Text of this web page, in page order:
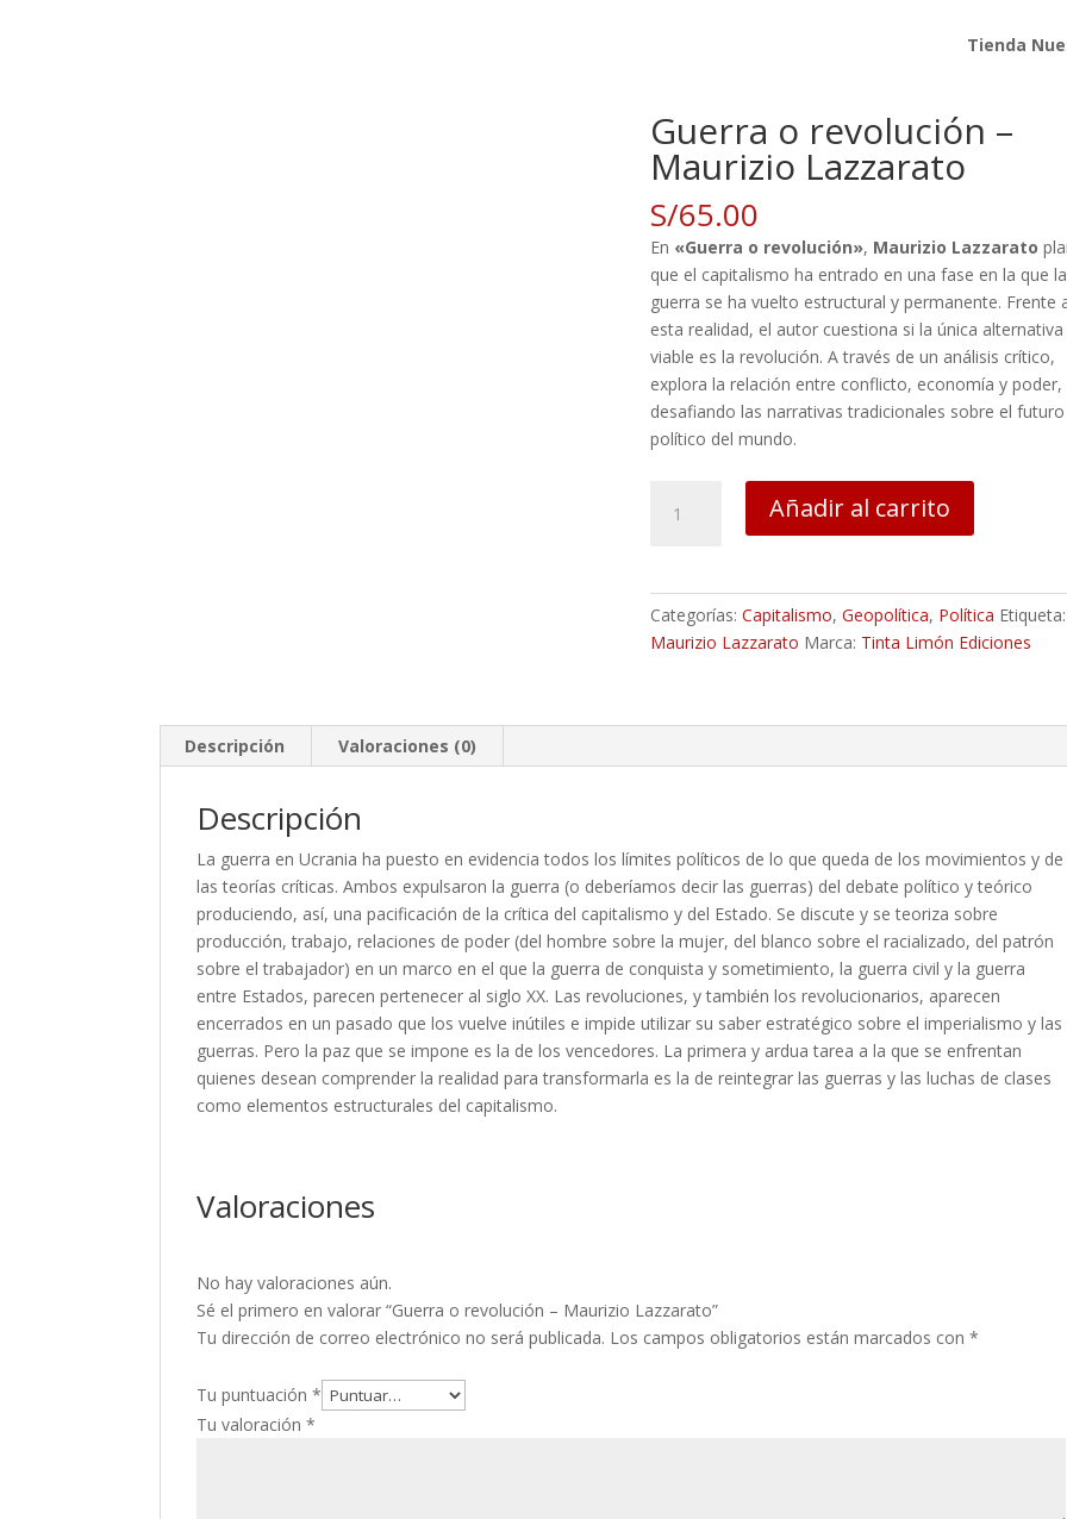
Tienda
Guerra o revolución –
Maurizio Lazzarato
S/65.00
En «Guerra o revolución», Maurizio Lazzarato
que el capitalismo ha entrado en una fase en la que la
guerra se ha vuelto estructural y permanente. Frente
esta realidad, el autor cuestiona si la única alternativa
viable es la revolución. A través de un análisis crítico,
explora la relación entre conflicto, economía y poder,
desafiando las narrativas tradicionales sobre el futuro
político del mundo.
Maurizio
Lazzarato
Añadir al carrito
Categorías:Capitalismo,Geopolítica, Política Etiqueta:
Maurizio Lazzarato Marca: Tinta Limón Ediciones
Descripción Valoraciones (0)
Descripción
La guerra en Ucrania ha puesto en evidencia todos los límites políticos de lo que queda de los movimientos y de
las teorías críticas. Ambos expulsaron la guerra (o deberíamos decir las guerras) del debate político y teórico
produciendo, así, una pacificación de la crítica del capitalismo y del Estado. Se discute y se teoriza sobre
producción, trabajo, relaciones de poder (del hombre sobre la mujer, del blanco sobre el racializado, del patrón
sobre el trabajador) en un marco en el que la guerra de conquista y sometimiento, la guerra civil y la guerra
entre Estados, parecen pertenecer al siglo XX. Las revoluciones, y también los revolucionarios, aparecen
encerrados en un pasado que los vuelve inútiles e impide utilizar su saber estratégico sobre el imperialismo y las
guerras. Pero la paz que se impone es la de los vencedores. La primera y ardua tarea a la que se enfrentan
quienes desean comprender la realidad para transformarla es la de reintegrar las guerras y las luchas de clases
como elementos estructurales del capitalismo.
Valoraciones
No hay valoraciones aún.
Sé el primero en valorar “Guerra o revolución – Maurizio Lazzarato”
Tu dirección de correo electrónico no será publicada. Los campos obligatorios están marcados con*
Tu puntuación*
Tu valoración*